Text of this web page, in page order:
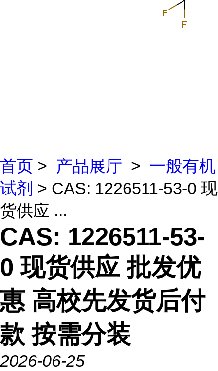
首页 > 产品展厅 > 一般有机
试剂 > CAS: 1226511-53-0 现
货供应 ...
CAS: 1226511-53-
0 现货供应 批发优
惠 高校先发货后付
款 按需分装
2026-06-25